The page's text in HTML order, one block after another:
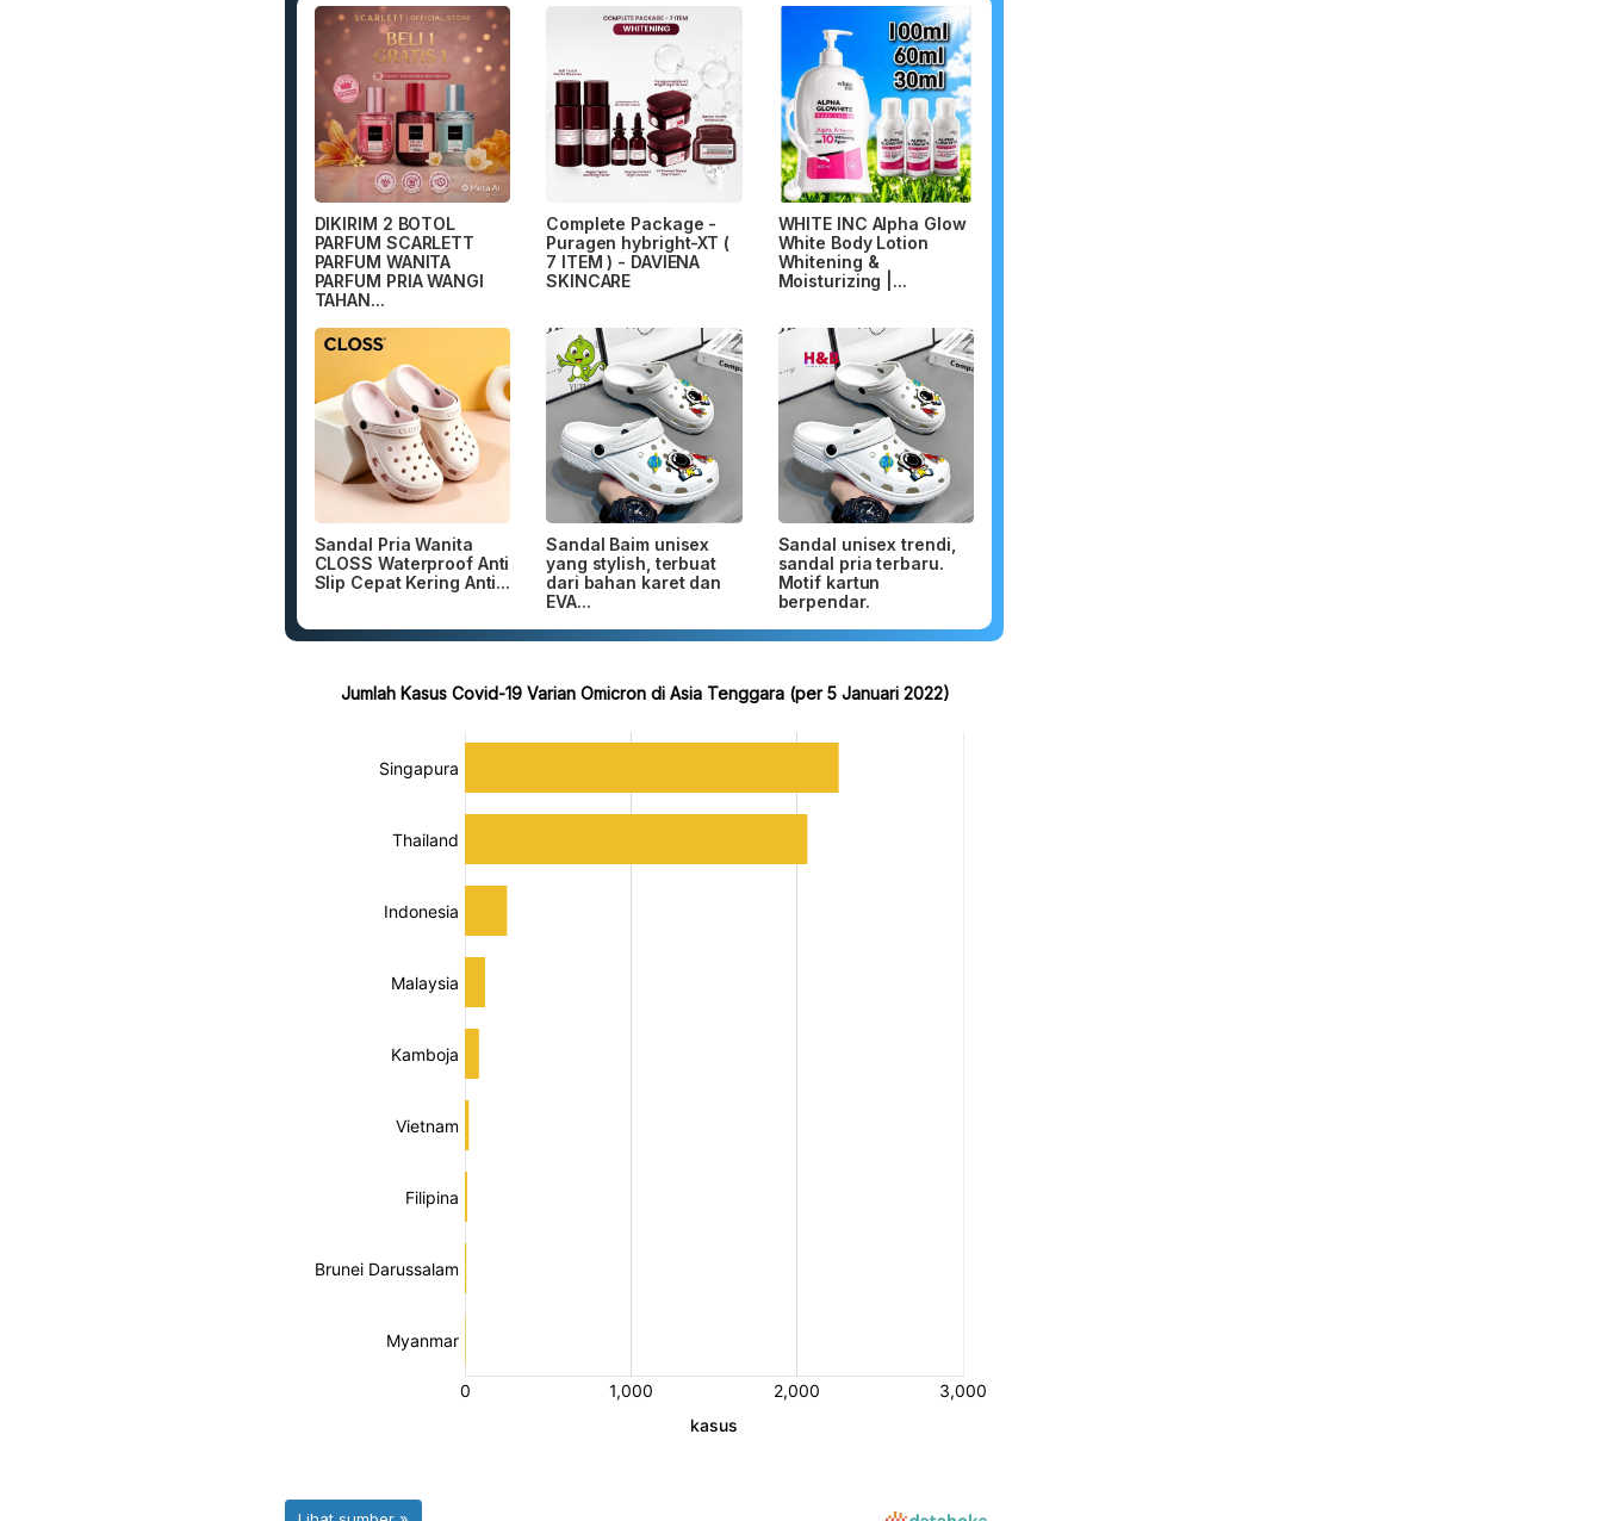
DIKIRIM 2 BOTOL
PARFUM SCARLETT
PARFUM WANITA
PARFUM PRIA WANGI
TAHAN...
Complete Package -
Puragen hybright-XT (
7 ITEM ) - DAVIENA
SKINCARE
WHITE INC Alpha Glow
White Body Lotion
Whitening &
Moisturizing |...
Sandal Pria Wanita
CLOSS Waterproof Anti
Slip Cepat Kering Anti...
Sandal Baim unisex
yang stylish, terbuat
dari bahan karet dan
EVA...
Sandal unisex trendi,
sandal pria terbaru.
Motif kartun
berpendar.